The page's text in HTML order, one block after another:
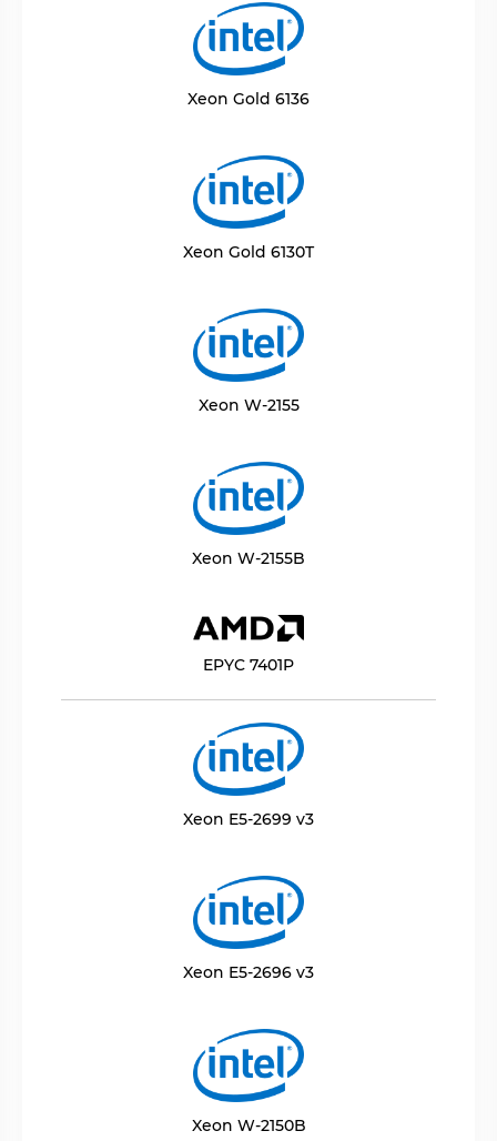
Xeon Gold 6136
Xeon Gold 6130T
Xeon W-2155
Xeon W-2155B
EPYC 7401P
Xeon E5-2699 v3
Xeon E5-2696 v3
Xeon W-2150B